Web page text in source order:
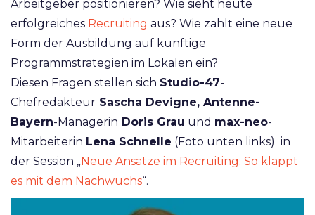
Arbeitgeber positionieren? Wie sieht heute
erfolgreiches Recruiting aus? Wie zahlt eine neue
Form der Ausbildung auf künftige
Programmstrategien im Lokalen ein?
Diesen Fragen stellen sich Studio-47-
Chefredakteur Sascha Devigne, Antenne-
Bayern-Managerin Doris Grau und max-neo-
Mitarbeiterin Lena Schnelle (Foto unten links) in
der Session „Neue Ansätze im Recruiting: So klappt
es mit dem Nachwuchs“.